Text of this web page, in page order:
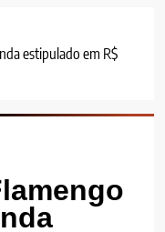
estipulado em R$